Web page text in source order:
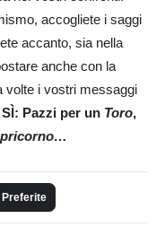
accogliete i saggi
accanto, sia nella
anche con la
volte i vostri messaggi
Pazzi per un Toro,
Preferite